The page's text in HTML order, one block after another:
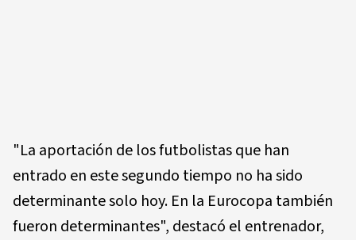
"La aportación de los futbolistas que han
entrado en este segundo tiempo no ha sido
determinante solo hoy. En la Eurocopa también
fueron determinantes", destacó el entrenador,